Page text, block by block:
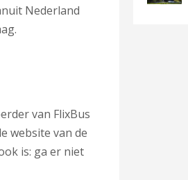
Nederland
van FlixBus
website van de
is: ga er niet